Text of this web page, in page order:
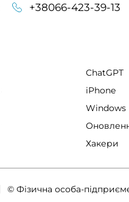
+38066-423-39-13
ChatGPT
iPhone
Windows
Хакери
© Фізична особа-